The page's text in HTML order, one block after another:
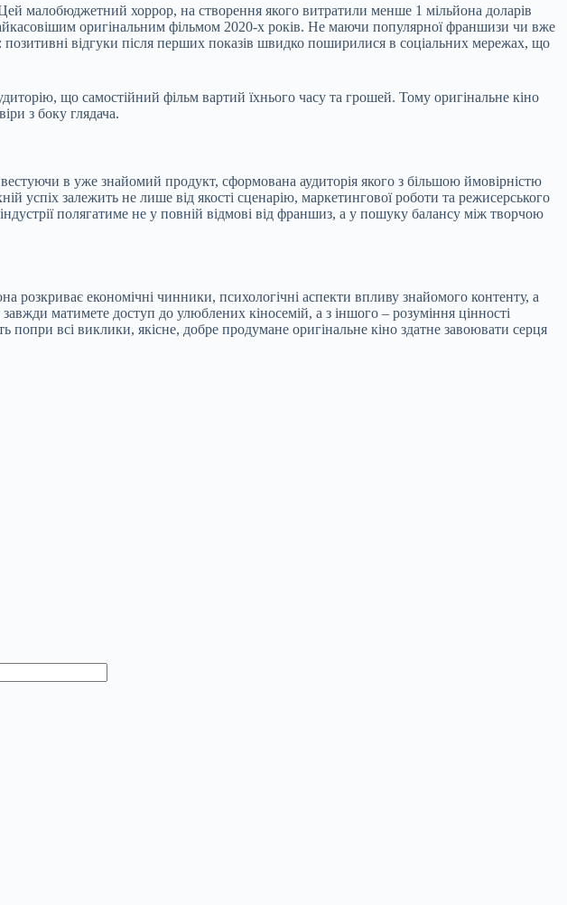
малобюджетний хоррор, на створення якого витратили менше 1 мільйона доларів
оригінальним фільмом 2020-х років. Не маючи популярної франшизи чи вже
відгуки після перших показів швидко поширилися в соціальних мережах, що
що самостійний фільм вартий їхнього часу та грошей. Тому оригінальне кіно
з боку глядача.
в уже знайомий продукт, сформована аудиторія якого з більшою ймовірністю
успіх залежить не лише від якості сценарію, маркетингової роботи та режисерського
полягатиме не у повній відмові від франшиз, а у пошуку балансу між творчою
економічні чинники, психологічні аспекти впливу знайомого контенту, а
матимете доступ до улюблених кіносемій, а з іншого – розуміння цінності
попри всі виклики, якісне, добре продумане оригінальне кіно здатне завоювати серця